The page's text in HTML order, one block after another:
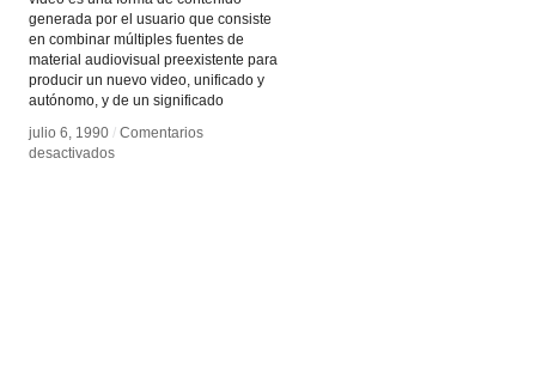
generada por el usuario que consiste
en combinar múltiples fuentes de
material audiovisual preexistente para
producir un nuevo video, unificado y
autónomo, y de un significado
julio 6, 1990 / Comentarios
desactivadosen
julio 6, 1990 / Comentarios
desactivadosen